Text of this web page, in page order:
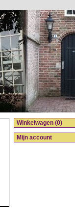
Winkelwagen (0)
Mijn account